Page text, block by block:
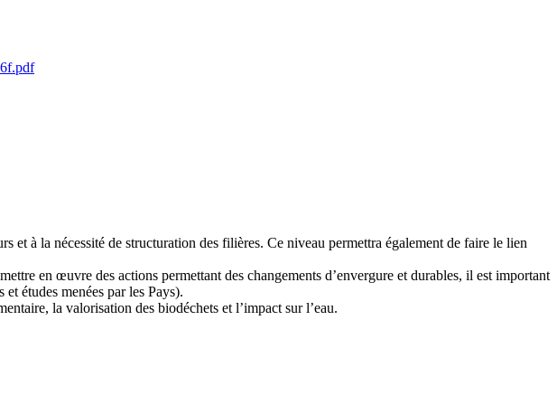
et à la nécessité de structuration des filières. Ce niveau permettra également de faire le lien
en œuvre des actions permettant des changements d’envergure et durables, il est important
études menées par les Pays).
la valorisation des biodéchets et l’impact sur l’eau.